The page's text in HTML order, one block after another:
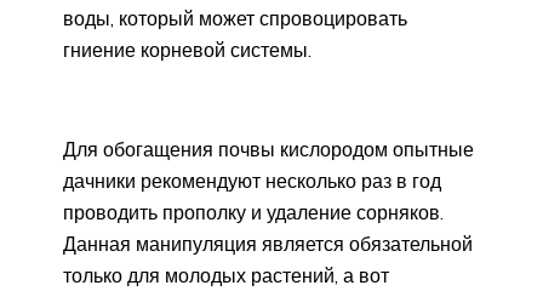
воды, который может спровоцировать
гниение корневой системы.
Для обогащения почвы кислородом опытные
дачники рекомендуют несколько раз в год
проводить прополку и удаление сорняков.
Данная манипуляция является обязательной
только для молодых растений, а вот